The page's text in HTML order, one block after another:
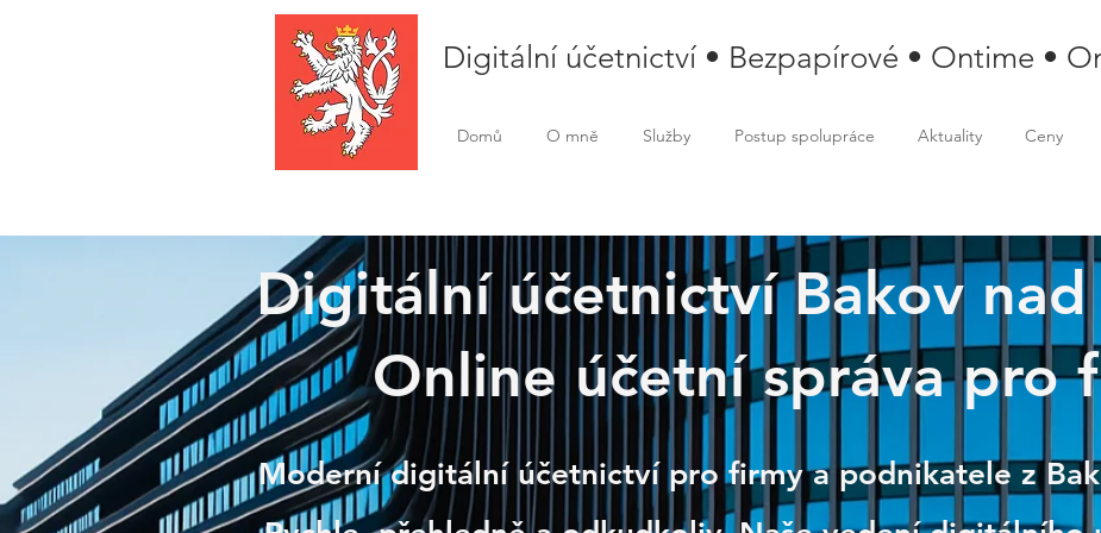
Digitální účetnictví • Bezpapírové • Ontime •
Domů O mně Služby Postup spolupráce Aktuality Ceny
Bakov nad Jizerou
Digitální účetnictví Bakov nad
Online účetní správa pro
Moderní digitální účetnictví pro firmy a podnikatele z